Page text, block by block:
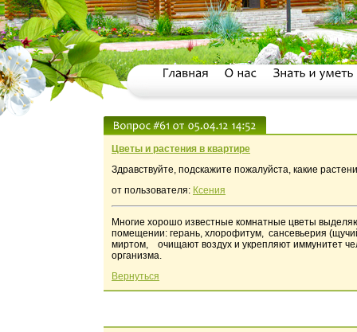
Цветы и растения в квартире
Здравствуйте, подскажите пожалуйста, какие
от пользователя: Ксения
Многие хорошо известные комнатные цветы
помещении: герань, хлорофитум, сансевьерия
миртом, очищают воздух и укрепляют иммунитет
организма.
Вернуться